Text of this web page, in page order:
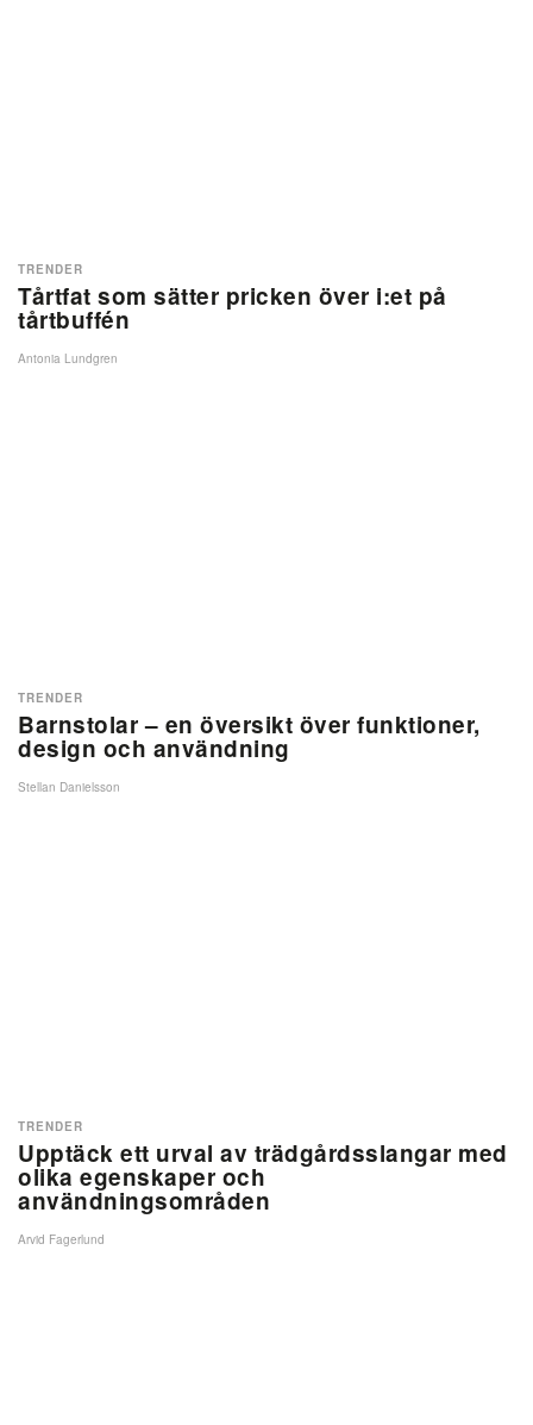
Tårtfat som sätter pricken över i:et på
tårtbuffén
TRENDER
Antonia Lundgren
Barnstolar – en översikt över funktioner,
design och användning
TRENDER
Stellan Danielsson
Upptäck ett urval av trädgårdsslangar med
olika egenskaper och
användningsområden
TRENDER
Arvid Fagerlund